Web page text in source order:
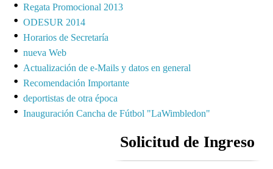
Regata Promocional 2013
ODESUR 2014
Horarios de Secretaría
nueva Web
Actualización de e-Mails y datos en general
Recomendación Importante
deportistas de otra época
Inauguración Cancha de Fútbol "LaWimbledon"
Solicitud de Ingreso